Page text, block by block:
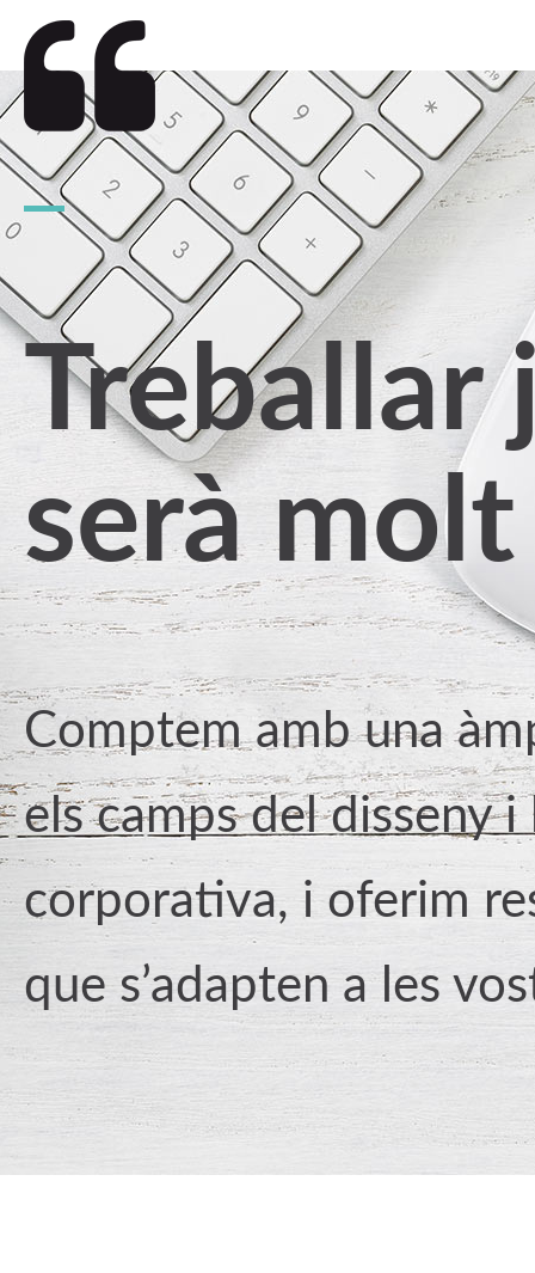
Treballar
serà
Comptem amb una
els camps del disseny
corporativa, i oferim
que s’adapten a les